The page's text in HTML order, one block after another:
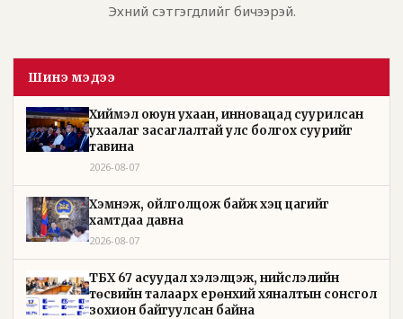
Эхний сэтгэгдлийг бичээрэй.
Шинэ мэдээ
Хиймэл оюун ухаан, инновацад суурилсан
ухаалаг засаглалтай улс болгох суурийг
тавина
2026-08-07
Хэмнэж, ойлголцож байж хэцүү цагийг
хамтдаа давна
2026-08-07
ТБХ 67 асуудал хэлэлцэж, нийслэлийн
төсвийн талаарх ерөнхий хяналтын сонсгол
зохион байгуулсан байна